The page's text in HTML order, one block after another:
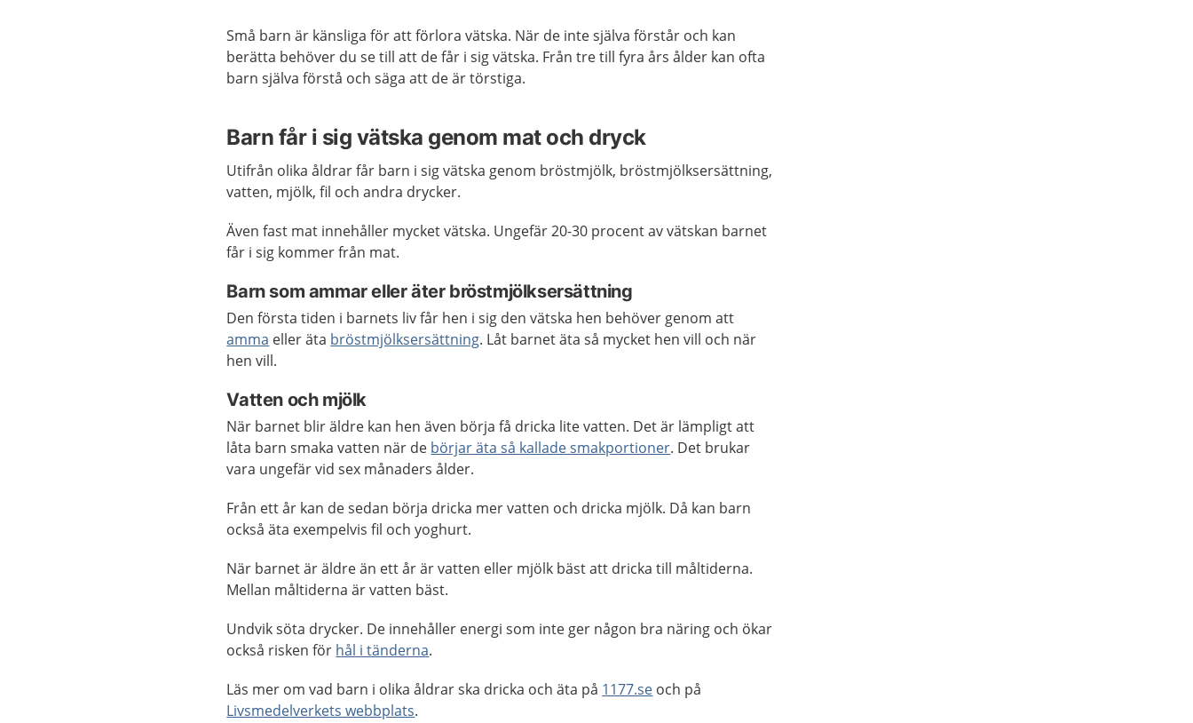
Små barn är känsliga för att förlora vätska. När de inte själva förstår och kan
berätta behöver du se till att de får i sig vätska. Från tre till fyra års ålder kan ofta
barn själva förstå och säga att de är törstiga.
Barn får i sig vätska genom mat och dryck
Utifrån olika åldrar får barn i sig vätska genom bröstmjölk, bröstmjölksersättning,
vatten, mjölk, fil och andra drycker.
Även fast mat innehåller mycket vätska. Ungefär 20-30 procent av vätskan barnet
får i sig kommer från mat.
Barn som ammar eller äter bröstmjölksersättning
Den första tiden i barnets liv får hen i sig den vätska hen behöver genom att
amma eller äta bröstmjölksersättning. Låt barnet äta så mycket hen vill och när
hen vill.
Vatten och mjölk
När barnet blir äldre kan hen även börja få dricka lite vatten. Det är lämpligt att
låta barn smaka vatten när de börjar äta så kallade smakportioner. Det brukar
vara ungefär vid sex månaders ålder.
Från ett år kan de sedan börja dricka mer vatten och dricka mjölk. Då kan barn
också äta exempelvis fil och yoghurt.
När barnet är äldre än ett år är vatten eller mjölk bäst att dricka till måltiderna.
Mellan måltiderna är vatten bäst.
Undvik söta drycker. De innehåller energi som inte ger någon bra näring och ökar
också risken för hål i tänderna.
Läs mer om vad barn i olika åldrar ska dricka och äta på 1177.se och på
Livsmedelverkets webbplats.